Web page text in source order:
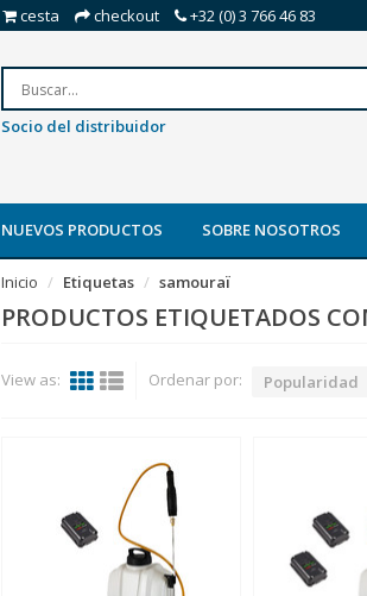
cesta checkout +32 (0) 3 766 46 83
Socio del distribuidor
NUEVOS PRODUCTOS SOBRE NOSOTROS
Inicio Etiquetas samouraï
PRODUCTOS ETIQUETADOS
View as: Ordenar por: Popularidad